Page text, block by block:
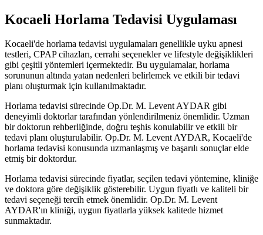
Kocaeli Horlama Tedavisi Uygulaması
Kocaeli'de horlama tedavisi uygulamaları genellikle uyku apnesi
testleri, CPAP cihazları, cerrahi seçenekler ve lifestyle değişiklikleri
gibi çeşitli yöntemleri içermektedir. Bu uygulamalar, horlama
sorununun altında yatan nedenleri belirlemek ve etkili bir tedavi
planı oluşturmak için kullanılmaktadır.
Horlama tedavisi sürecinde Op.Dr. M. Levent AYDAR gibi
deneyimli doktorlar tarafından yönlendirilmeniz önemlidir. Uzman
bir doktorun rehberliğinde, doğru teşhis konulabilir ve etkili bir
tedavi planı oluşturulabilir. Op.Dr. M. Levent AYDAR, Kocaeli'de
horlama tedavisi konusunda uzmanlaşmış ve başarılı sonuçlar elde
etmiş bir doktordur.
Horlama tedavisi sürecinde fiyatlar, seçilen tedavi yöntemine, kliniğe
ve doktora göre değişiklik gösterebilir. Uygun fiyatlı ve kaliteli bir
tedavi seçeneği tercih etmek önemlidir. Op.Dr. M. Levent
AYDAR'ın kliniği, uygun fiyatlarla yüksek kalitede hizmet
sunmaktadır.